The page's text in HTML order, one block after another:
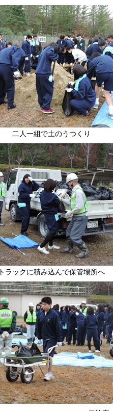
二人一組で土のうつくり
トラックに積み込んで保管場所へ